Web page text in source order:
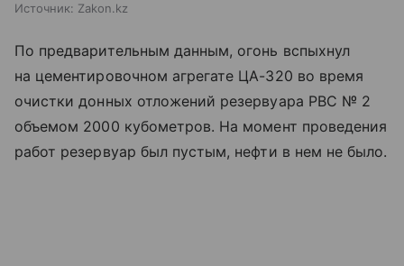
Источник: Zakon.kz
По предварительным данным, огонь вспыхнул
на цементировочном агрегате ЦА-320 во время
очистки донных отложений резервуара РВС № 2
объемом 2000 кубометров. На момент проведения
работ резервуар был пустым, нефти в нем не было.